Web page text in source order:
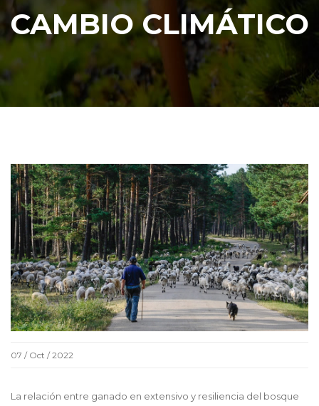
CAMBIO CLIMÁTICO
07 / Oct / 2022
La relación entre ganado en extensivo y resiliencia del bosque